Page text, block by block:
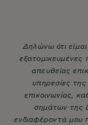
Δηλώνω ότι
απευθείας
υπηρεσίες
επικοινωνίας,
σημάτων της
ενδιαφέροντά μου